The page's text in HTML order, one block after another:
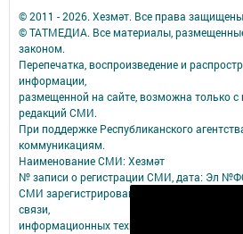
© 2011 - 2026. Хезмәт. Все права
© ТАТМЕДИА. Все материалы,
законом.
Перепечатка, воспроизведение и
информации,
размещенной на сайте, возможна только с
редакций СМИ.
При поддержке Республиканского
коммуникациям.
Наименование СМИ: Хезмәт
№ записи о регистрации СМИ, дата: Эл
СМИ зарегистрированно Федеральной
связи,
информационных технологий и массовых